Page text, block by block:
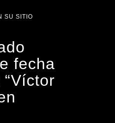
SU SITIO
fecha